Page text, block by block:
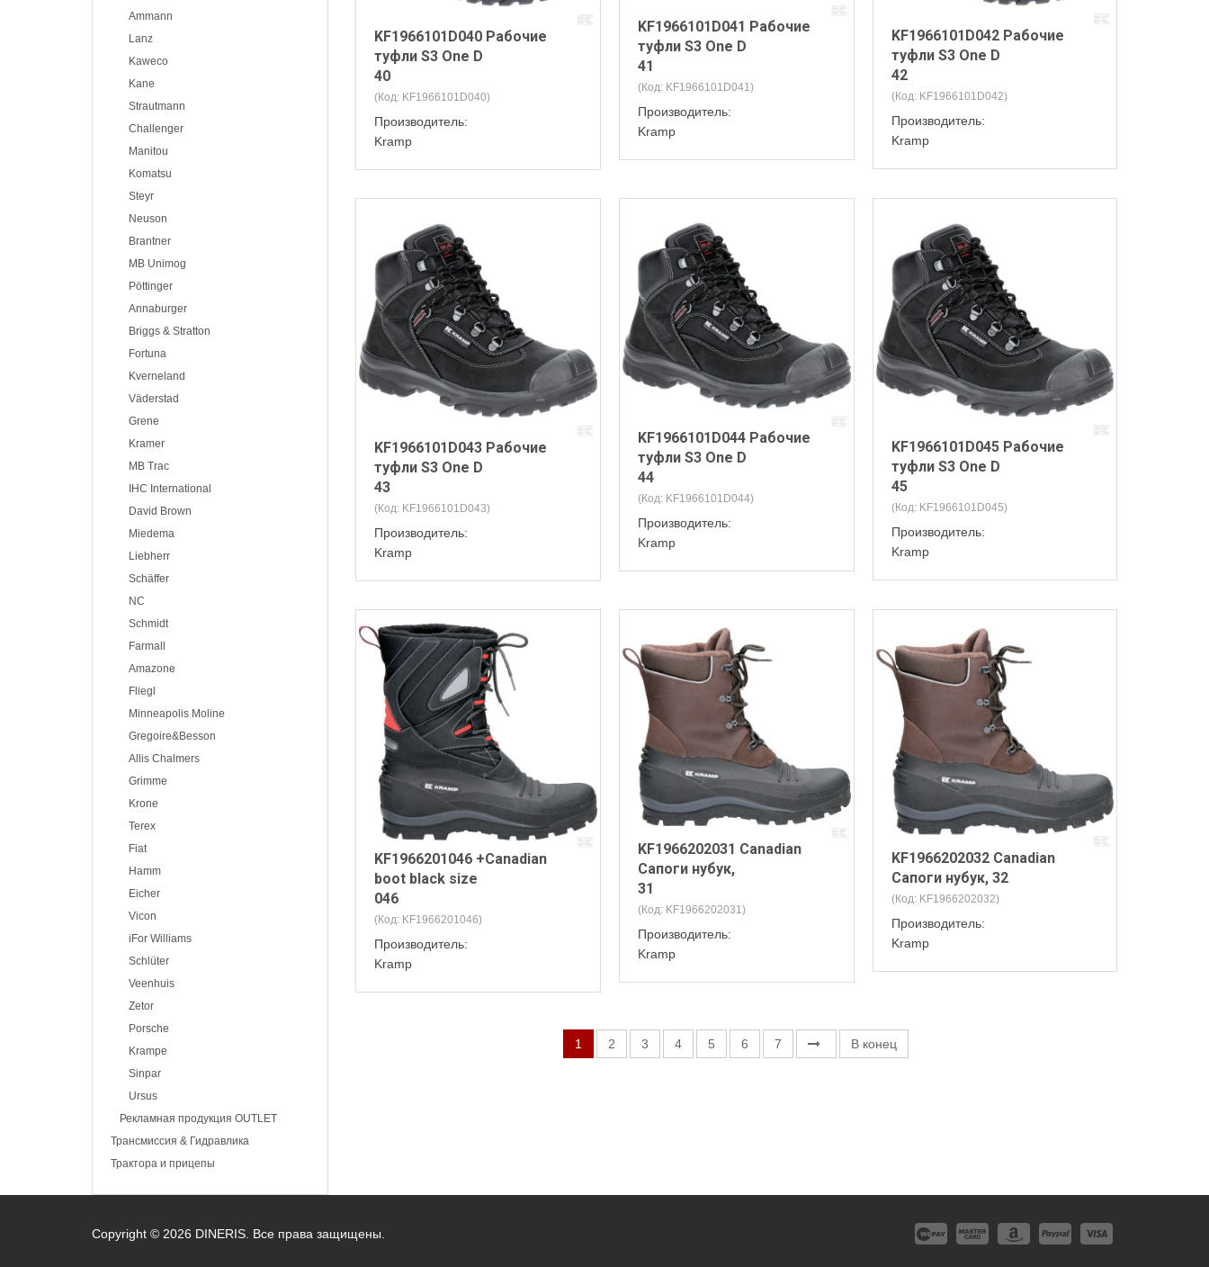
Ammann
Lanz
Kaweco
Kane
Strautmann
Challenger
Manitou
Komatsu
Steyr
Neuson
Brantner
MB Unimog
Pöttinger
Annaburger
Briggs & Stratton
Fortuna
Kverneland
Väderstad
Grene
Kramer
MB Trac
IHC International
David Brown
Miedema
Liebherr
Schäffer
NC
Schmidt
Farmall
Amazone
Fliegl
Minneapolis Moline
Gregoire&Besson
Allis Chalmers
Grimme
Krone
Terex
Fiat
Hamm
Eicher
Vicon
iFor Williams
Schlüter
Veenhuis
Zetor
Porsche
Krampe
Sinpar
Ursus
Рекламная продукция OUTLET
Трансмиссия & Гидравлика
Трактора и прицепы
KF1966101D040 Рабочие
туфли S3 One D
40
(Код: KF1966101D040)
Производитель:
Kramp
KF1966101D041 Рабочие
туфли S3 One D
41
(Код: KF1966101D041)
Производитель:
Kramp
KF1966101D042 Рабочие
туфли S3 One D
42
(Код: KF1966101D042)
Производитель:
Kramp
KF1966101D043 Рабочие
туфли S3 One D
43
(Код: KF1966101D043)
Производитель:
Kramp
KF1966101D044 Рабочие
туфли S3 One D
44
(Код: KF1966101D044)
Производитель:
Kramp
KF1966101D045 Рабочие
туфли S3 One D
45
(Код: KF1966101D045)
Производитель:
Kramp
KF1966201046 +Canadian
boot black size
046
(Код: KF1966201046)
Производитель:
Kramp
KF1966202031 Canadian
Сапоги нубук,
31
(Код: KF1966202031)
Производитель:
Kramp
KF1966202032 Canadian
Сапоги нубук, 32
(Код: KF1966202032)
Производитель:
Kramp
1 2 3 4 5 6 7 В конец
Copyright © 2026 DINERIS. Все права защищены.